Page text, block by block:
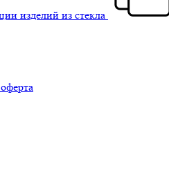
изделий из стекла